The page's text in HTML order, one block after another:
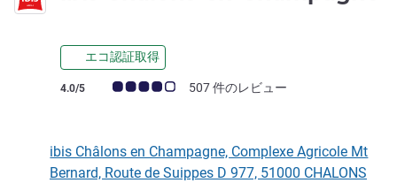
エコ認証取得
お客さまの声 (確認済みレビュー アコーホテルズ)
4.0/5 507 件のレビュー
ibis Châlons en Champagne, Complexe Agricole Mt
Bernard, Route de Suippes D 977, 51000 CHALONS